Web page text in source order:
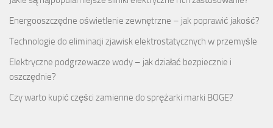
Energooszczędne oświetlenie zewnętrzne – jak poprawić jakość?
Technologie do eliminacji zjawisk elektrostatycznych w przemyśle
Elektryczne podgrzewacze wody – jak działać bezpiecznie i
oszczędnie?
Czy warto kupić części zamienne do sprężarki marki BOGE?